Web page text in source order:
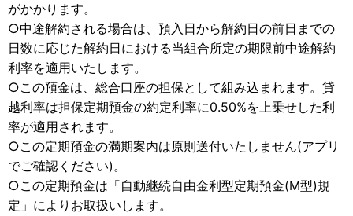
がかかります。
○中途解約される場合は、預入日から解約日の前日までの
日数に応じた解約日における当組合所定の期限前中途解約
利率を適用いたします。
○この預金は、総合口座の担保として組み込まれます。貸
越利率は担保定期預金の約定利率に0.50%を上乗せした利
率が適用されます。
○この定期預金の満期案内は原則送付いたしません(アプリ
でご確認ください)。
○この定期預金は「自動継続自由金利型定期預金(M型)規
定」によりお取扱いします。